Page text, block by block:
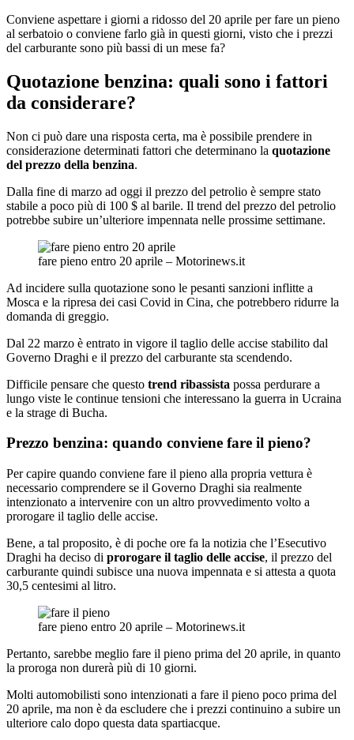
Conviene aspettare i giorni a ridosso del 20 aprile per fare un pieno
al serbatoio o conviene farlo già in questi giorni, visto che i prezzi
del carburante sono più bassi di un mese fa?
Quotazione benzina: quali sono i fattori
da considerare?
Non ci può dare una risposta certa, ma è possibile prendere in
considerazione determinati fattori che determinano la quotazione
del prezzo della benzina.
Dalla fine di marzo ad oggi il prezzo del petrolio è sempre stato
stabile a poco più di 100 $ al barile. Il trend del prezzo del petrolio
potrebbe subire un’ulteriore impennata nelle prossime settimane.
fare pieno entro 20 aprile – Motorinews.it
Ad incidere sulla quotazione sono le pesanti sanzioni inflitte a
Mosca e la ripresa dei casi Covid in Cina, che potrebbero ridurre la
domanda di greggio.
Dal 22 marzo è entrato in vigore il taglio delle accise stabilito dal
Governo Draghi e il prezzo del carburante sta scendendo.
Difficile pensare che questo trend ribassista possa perdurare a
lungo viste le continue tensioni che interessano la guerra in Ucraina
e la strage di Bucha.
Prezzo benzina: quando conviene fare il pieno?
Per capire quando conviene fare il pieno alla propria vettura è
necessario comprendere se il Governo Draghi sia realmente
intenzionato a intervenire con un altro provvedimento volto a
prorogare il taglio delle accise.
Bene, a tal proposito, è di poche ore fa la notizia che l’Esecutivo
Draghi ha deciso di prorogare il taglio delle accise, il prezzo del
carburante quindi subisce una nuova impennata e si attesta a quota
30,5 centesimi al litro.
fare pieno entro 20 aprile – Motorinews.it
Pertanto, sarebbe meglio fare il pieno prima del 20 aprile, in quanto
la proroga non durerà più di 10 giorni.
Molti automobilisti sono intenzionati a fare il pieno poco prima del
20 aprile, ma non è da escludere che i prezzi continuino a subire un
ulteriore calo dopo questa data spartiacque.